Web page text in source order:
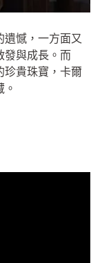
遺憾，一方面又
發與成長。而
珍貴珠寶，卡爾